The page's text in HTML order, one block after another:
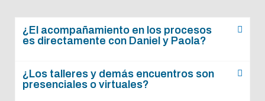
¿El acompañamiento en los procesos
es directamente con Daniel y Paola?
¿Los talleres y demás encuentros son
presenciales o virtuales?